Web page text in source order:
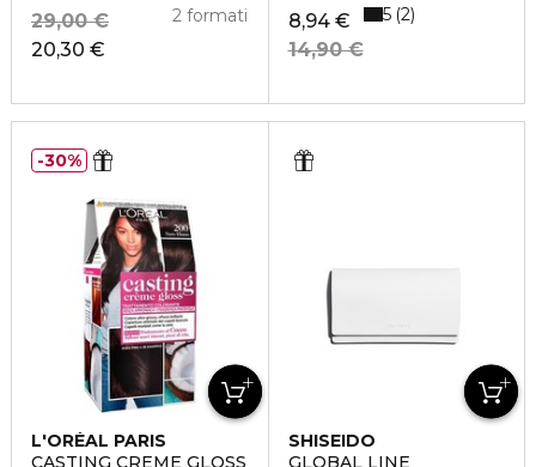
20,30 €
29,00 € 2 formati
8,94 €
14,90 €
5 2
L'ORÉAL PARIS
CASTING CREME GLOSS
30%
SHISEIDO
GLOBAL LINE